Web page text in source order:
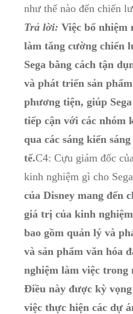
như thế nào đến chiến
Trả lời: Việc bổ​ nhiệm
làm⁢ tăng⁣ cường‌ chiến
Sega​ bằng cách​ tận
và phát triển⁤ sản
phương tiện, giúp
tiếp cận với‍ các nhóm⁤
qua các ⁤sáng kiến
tế.C4: Cựu giám đốc
kinh nghiệm gì cho‌
của Disney mang đến
giá trị‍ của ‌kinh
bao gồm quản lý và
và sản⁣ phẩm văn ⁤hóa
nghiệm làm việc trong
Điều này được ⁢kỳ‌
việc‌ thực hiện các​ dự